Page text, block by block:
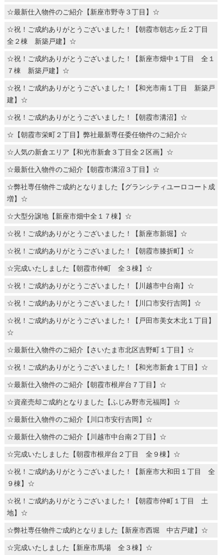
☆最新仕入物件のご紹介【新座市野寺３丁目】☆
☆祝！ご成約ありがとうございました！【朝霞市朝志ヶ丘２丁目
全２棟 新築戸建】☆
☆祝！ご成約ありがとうございました！【新座市畑中１丁目 全１
７棟 新築戸建】☆
☆祝！ご成約ありがとうございました！【和光市南１丁目 新築戸
建】☆
☆祝！ご成約ありがとうございました！【朝霞市溝沼】☆
☆【朝霞市栄町２丁目】弊社最新専任委任物件のご紹介☆
☆人気の新倉エリア【和光市新倉３丁目全２区画】☆
☆最新仕入物件のご紹介【朝霞市溝沼３丁目】☆
☆弊社専任物件ご成約となりました【グランシティユーロコート成
増】☆
☆大型分譲地【新座市畑中全１７棟】☆
☆祝！ご成約ありがとうございました！【新座市新堀】☆
☆祝！ご成約ありがとうございました！【朝霞市膝折町】☆
☆完成いたしました【朝霞市仲町 全３棟】☆
☆祝！ご成約ありがとうございました！【川越市中台南】☆
☆祝！ご成約ありがとうございました！【川口市安行吉岡】☆
☆祝！ご成約ありがとうございました！【戸田市美女木北１丁目】
☆
☆最新仕入物件のご紹介【さいたま市北区吉野町１丁目】☆
☆祝！ご成約ありがとうございました！【和光市新倉１丁目】☆
☆最新仕入物件のご紹介【朝霞市根岸台７丁目】☆
☆資産売却ご成約となりました【ふじみ野市元福岡】☆
☆最新仕入物件のご紹介【川口市安行吉岡】☆
☆最新仕入物件のご紹介【川越市中台南２丁目】☆
☆完成いたしました【朝霞市根岸台２丁目 全９棟】☆
☆祝！ご成約ありがとうございました！【新座市大和田１丁目 全
９棟】☆
☆祝！ご成約ありがとうございました！【朝霞市仲町１丁目 土
地】☆
☆弊社専任物件ご成約となりました【新座市西堀 中古戸建】☆
☆完成いたしました【新座市馬場 全３棟】☆